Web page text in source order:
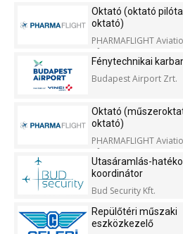
Oktató (oktató
oktató)
PHARMAFLIGHT
Kft.
Fénytechnikai
Budapest Airport Zrt.
Oktató
oktató)
PHARMAFLIGHT
Kft.
Utasáramlás-
koordinátor
Bud Security Kft.
Repülőtéri műszaki
eszközkezelő